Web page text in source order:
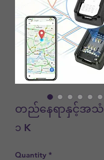
တည်နေရာနှင့်အသံ
၁ K
Quantity *